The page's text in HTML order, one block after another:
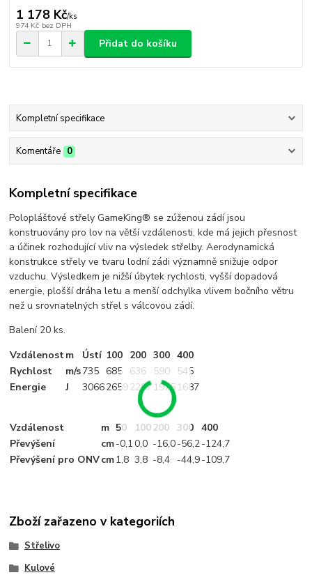
1 178 Kč/ks
974 Kč bez DPH
Přidat do košíku
Kompletní specifikace
Komentáře 0
Kompletní specifikace
Poloplášťové střely GameKing® se zúženou zádí jsou
konstruovány pro lov na větší vzdálenosti, kde má jejich přesnost
a účinek rozhodující vliv na výsledek střelby. Aerodynamická
konstrukce střely ve tvaru lodní zádi významně snižuje odpor
vzduchu. Výsledkem je nižší úbytek rychlosti, vyšší dopadová
energie, plošší dráha letu a menší odchylka vlivem bočního větru
než u srovnatelných střel s válcovou zádí.
Balení 20 ks.
Vzdálenostm Ústí 100 200 300 400
Rychlost
m/s735 685 636 590
545
Energie
J 306626592297 1975 1687
Vzdálenost m 50 100200 300 400
Převýšení
cm-0,10,0 -16,0-56,2-124,7
Převýšení pro ONVcm1,8 3,8 -8,4 -44,9-109,7
Zboží zařazeno v kategoriích
Střelivo
Kulové